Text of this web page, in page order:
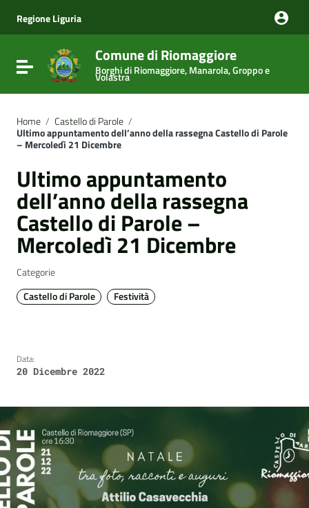
Vai al menu di navigazione
Vai al footer
Regione Liguria
Attiva / disattiva la navigazione
Comune di Riomaggiore
Borghi di Riomaggiore, Manarola, Groppo e
Volastra
Home / Castello di Parole /
Ultimo appuntamento dell’anno della rassegna Castello di Parole
– Mercoledì 21 Dicembre
Ultimo appuntamento
dell’anno della rassegna
Castello di Parole –
Mercoledì 21 Dicembre
Categorie
Castello di Parole
Festività
Data:
20 Dicembre 2022